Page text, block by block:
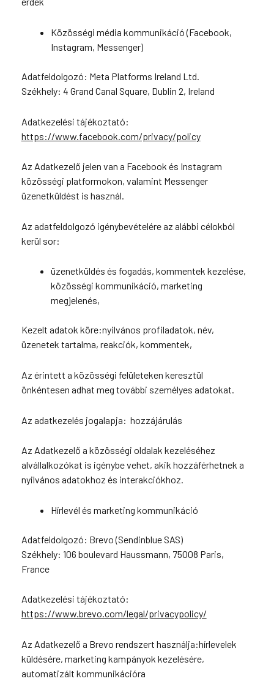
Közösségi média kommunikáció (Facebook,
Instagram, Messenger)
Adatfeldolgozó: Meta Platforms Ireland Ltd.
Székhely: 4 Grand Canal Square, Dublin 2, Ireland
Adatkezelési tájékoztató:
https://www.facebook.com/privacy/policy
Az Adatkezelő jelen van a Facebook és Instagram
közösségi platformokon, valamint Messenger
üzenetküldést is használ.
Az adatfeldolgozó igénybevételére az alábbi célokból
kerül sor:
üzenetküldés és fogadás, kommentek kezelése,
közösségi kommunikáció, marketing
megjelenés,
Kezelt adatok köre:nyilvános profiladatok, név,
üzenetek tartalma, reakciók, kommentek,
Az érintett a közösségi felületeken keresztül
önkéntesen adhat meg további személyes adatokat.
Az adatkezelés jogalapja: hozzájárulás
Az Adatkezelő a közösségi oldalak kezeléséhez
alvállalkozókat is igénybe vehet, akik hozzáférhetnek a
nyilvános adatokhoz és interakciókhoz.
Hírlevél és marketing kommunikáció
Adatfeldolgozó: Brevo (Sendinblue SAS)
Székhely: 106 boulevard Haussmann, 75008 Paris,
France
Adatkezelési tájékoztató:
https://www.brevo.com/legal/privacypolicy/
Az Adatkezelő a Brevo rendszert használja:hírlevelek
küldésére, marketing kampányok kezelésére,
automatizált kommunikációra